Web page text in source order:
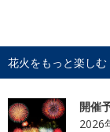
花火をもっと楽しむ
開催
2026